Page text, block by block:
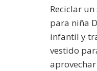
Reciclar
para niña
infantil y
vestido